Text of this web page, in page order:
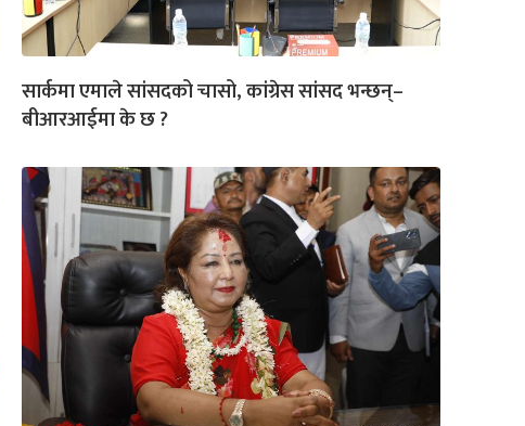
सार्कमा एमाले सांसदको चासो, कांग्रेस सांसद भन्छन्–
बीआरआईमा के छ ?